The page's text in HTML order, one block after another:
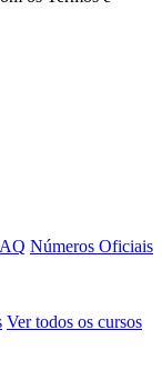
Números Oficiais
Ver todos os cursos